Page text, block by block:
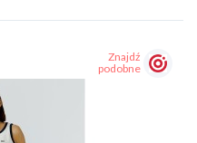
Znajdź
podobne